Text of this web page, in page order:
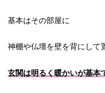
基本はその部屋に
神棚や仏壇を壁を背にして
玄関は明るく暖かいが基本